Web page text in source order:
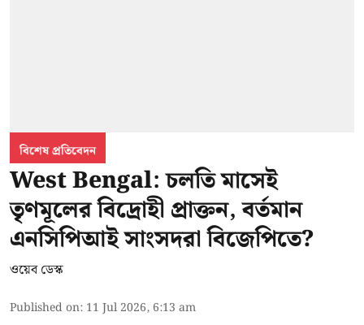
বিশেষ প্রতিবেদন
West Bengal: চলতি মাসেই
তৃণমূলের বিদ্রোহী প্রাক্তন, বর্তমান
এনসিপিআই সাংসদরা বিজেপিতে?
ওয়েব ডেস্ক
Published on: 11 Jul 2026, 6:13 am